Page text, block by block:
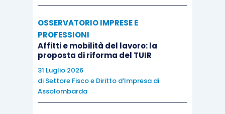
OSSERVATORIO IMPRESE E
PROFESSIONI
Affitti e mobilità del lavoro: la
proposta di riforma del TUIR
31 Luglio 2026
di Settore Fisco e Diritto d’Impresa di
Assolombarda